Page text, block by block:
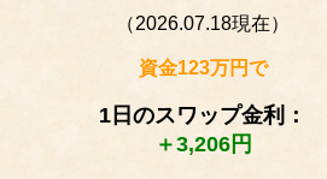
（2026.07.18現在）
資金123万円で
1日のスワップ金利：
＋3,206円